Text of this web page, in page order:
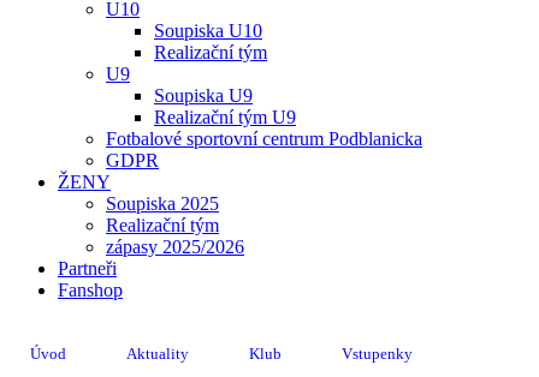
U10
Soupiska U10
Realizační tým
U9
Soupiska U9
Realizační tým U9
Fotbalové sportovní centrum Podblanicka
GDPR
ŽENY
Soupiska 2025
Realizační tým
zápasy 2025/2026
Partneři
Fanshop
Úvod Aktuality Klub Vstupenky